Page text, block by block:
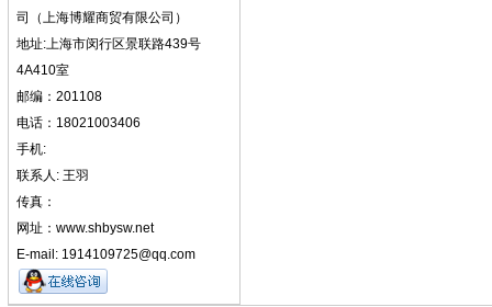
司（上海博耀商贸有限公司）
地址:上海市闵行区景联路439号
4A410室
邮编：201108
电话：18021003406
手机:
联系人: 王羽
传真：
网址：www.shbysw.net
E-mail: 1914109725@qq.com